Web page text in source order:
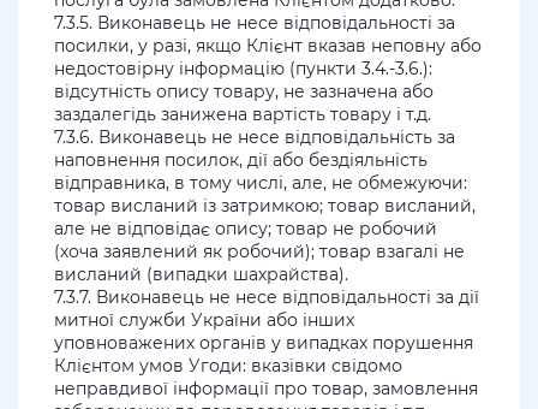
7.3.5. Виконавець не несе відповідальності за
посилки, у разі, якщо Клієнт вказав неповну або
недостовірну інформацію (пункти 3.4.-3.6.):
відсутність опису товару, не зазначена або
заздалегідь занижена вартість товару і т.д.
7.3.6. Виконавець не несе відповідальність за
наповнення посилок, дії або бездіяльність
відправника, в тому числі, але, не обмежуючи:
товар висланий із затримкою; товар висланий,
але не відповідає опису; товар не робочий
(хоча заявлений як робочий); товар взагалі не
висланий (випадки шахрайства).
7.3.7. Виконавець не несе відповідальності за дії
митної служби України або інших
уповноважених органів у випадках порушення
Клієнтом умов Угоди: вказівки свідомо
неправдивої інформації про товар, замовлення